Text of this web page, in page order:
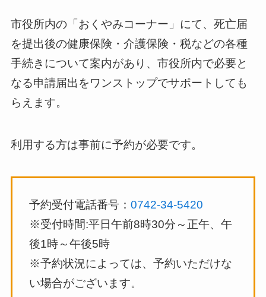
市役所内の「おくやみコーナー」にて、死亡届
を提出後の健康保険・介護保険・税などの各種
手続きについて案内があり、市役所内で必要と
なる申請届出をワンストップでサポートしても
らえます。
利用する方は事前に予約が必要です。
予約受付電話番号：0742-34-5420
※受付時間:平日午前8時30分～正午、午
後1時～午後5時
※予約状況によっては、予約いただけな
い場合がございます。